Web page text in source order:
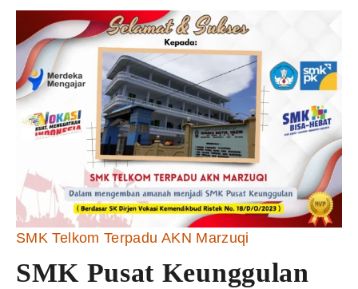
SMK Telkom Terpadu AKN Marzuqi
SMK Pusat Keunggulan